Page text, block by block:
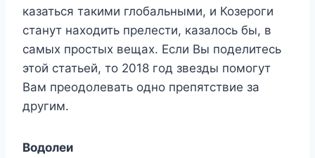
казаться такими глобальными, и Козероги
станут находить прелести, казалось бы, в
самых простых вещах. Если Вы поделитесь
этой статьей, то 2018 год звезды помогут
Вам преодолевать одно препятствие за
другим.
Водолеи